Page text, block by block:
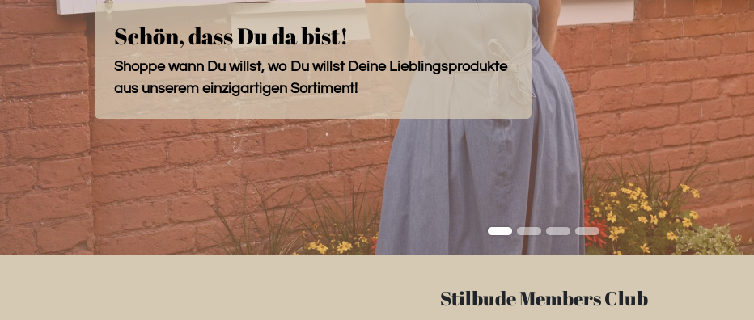
Schön, dass Du da bist!
Shoppe wann Du willst, wo Du willst Deine Lieblingsprodukte
aus unserem einzigartigen Sortiment!
Stilbude Members Club